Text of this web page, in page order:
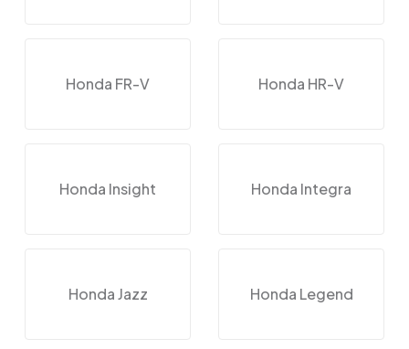
Honda FR-V Honda HR-V
Honda Insight Honda Integra
Honda Jazz Honda Legend